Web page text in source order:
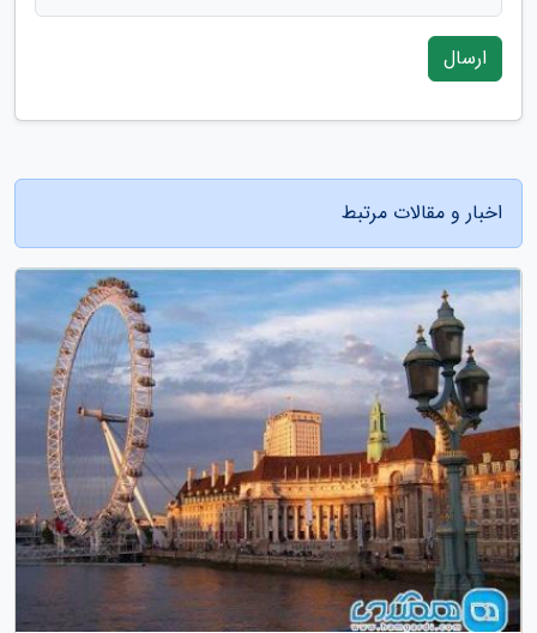
ارسال
اخبار و مقالات مرتبط